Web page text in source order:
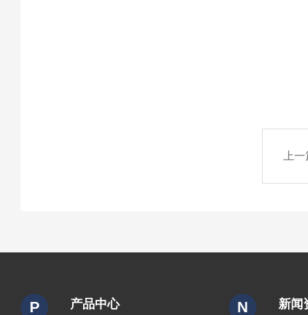
上
P 产品中心 N 新闻